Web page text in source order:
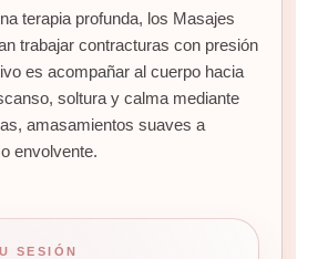
terapia profunda, los Masajes
trabajar contracturas con presión
es acompañar al cuerpo hacia
soltura y calma mediante
amasamientos suaves a
envolvente.
SESIÓN